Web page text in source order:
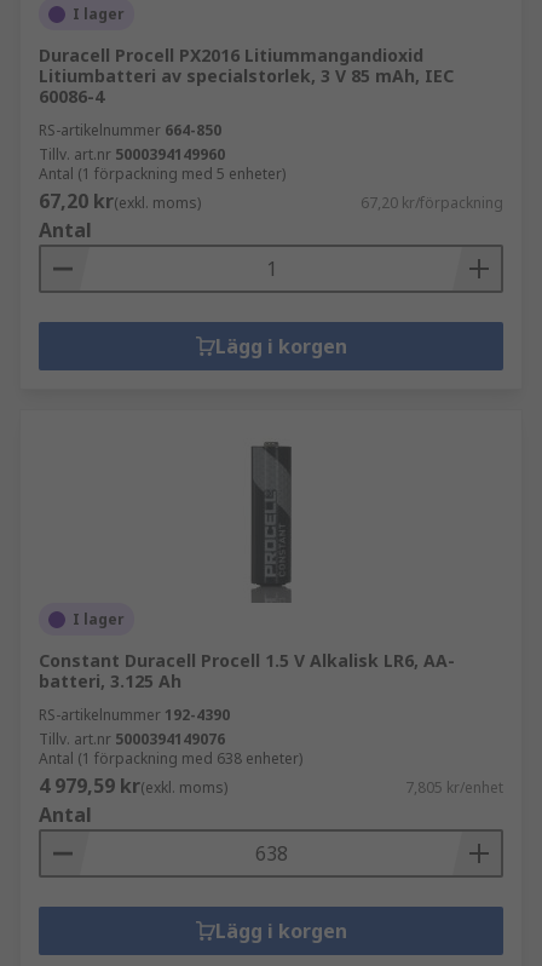
I lager
Duracell Procell PX2016 Litiummangandioxid
Litiumbatteri av specialstorlek, 3 V 85 mAh, IEC
60086-4
RS-artikelnummer 664-850
Tillv. art.nr 5000394149960
Antal (1 förpackning med 5 enheter)
67,20 kr(exkl. moms) 67,20 kr/förpackning
Antal
Lägg i korgen
I lager
Constant Duracell Procell 1.5 V Alkalisk LR6, AA-
batteri, 3.125 Ah
RS-artikelnummer 192-4390
Tillv. art.nr 5000394149076
Antal (1 förpackning med 638 enheter)
4 979,59 kr(exkl. moms) 7,805 kr/enhet
Antal
Lägg i korgen